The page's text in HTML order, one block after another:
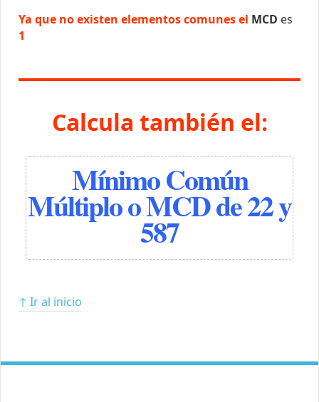
Ya que no existen elementos comunes el MCD es
1
Calcula también el:
Mínimo Común
Múltiplo o MCD de 22 y
587
↑ Ir al inicio